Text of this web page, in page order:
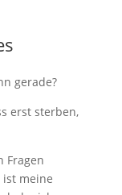
gerade?
erst sterben,
Fragen
ist meine